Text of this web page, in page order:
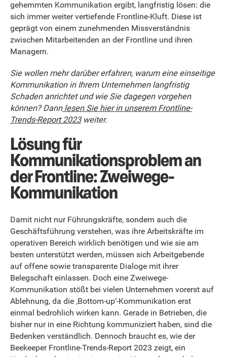
gehemmten Kommunikation ergibt, langfristig lösen: die
sich immer weiter vertiefende Frontline-Kluft. Diese ist
geprägt von einem zunehmenden Missverständnis
zwischen Mitarbeitenden an der Frontline und ihren
Managern.
Sie wollen mehr darüber erfahren, warum eine einseitige
Kommunikation in Ihrem Unternehmen langfristig
Schaden anrichtet und wie Sie dagegen vorgehen
können? Dannlesen Sie hier in unserem Frontline-
Trends-Report 2023weiter.
Lösung für
Kommunikationsproblem an
der Frontline: Zweiwege-
Kommunikation
Damit nicht nur Führungskräfte, sondern auch die
Geschäftsführung verstehen, was ihre Arbeitskräfte im
operativen Bereich wirklich benötigen und wie sie am
besten unterstützt werden, müssen sich Arbeitgebende
auf offene sowie transparente Dialoge mit ihrer
Belegschaft einlassen. Doch eine Zweiwege-
Kommunikation stößt bei vielen Unternehmen vorerst auf
Ablehnung, da die ‚Bottom-up‘-Kommunikation erst
einmal bedrohlich wirken kann. Gerade in Betrieben, die
bisher nur in eine Richtung kommuniziert haben, sind die
Bedenken verständlich. Dennoch braucht es, wie der
Beekeeper Frontline-Trends-Report 2023 zeigt, ein